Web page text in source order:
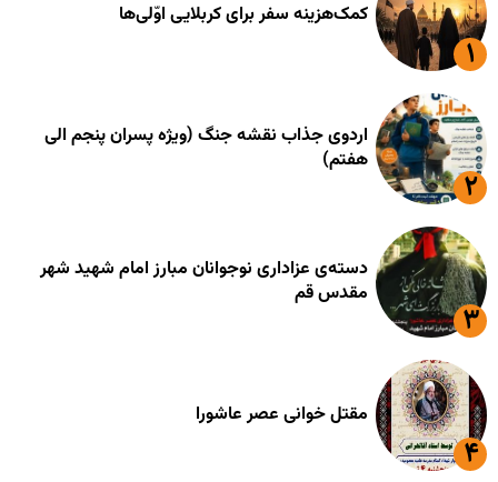
کمک‌هزینه سفر برای کربلایی اوّلی‌ها
اردوی جذاب نقشه جنگ (ویژه پسران پنجم الی
هفتم)
دسته‌ی عزاداری نوجوانان مبارز امام شهید شهر
مقدس قم
مقتل خوانی عصر عاشورا